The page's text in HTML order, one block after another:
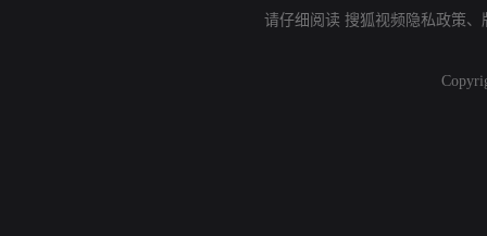
请仔细阅读 搜狐视频隐私政策、